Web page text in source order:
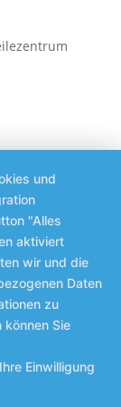
und
"Alles
aktiviert
wir und die
Daten
zu
Sie
Einwilligung